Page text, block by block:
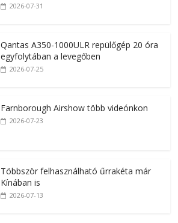
2026-07-31
Qantas A350-1000ULR repülőgép 20 óra
egyfolytában a levegőben
2026-07-25
Farnborough Airshow több videónkon
2026-07-23
Többször felhasználható űrrakéta már
Kínában is
2026-07-13